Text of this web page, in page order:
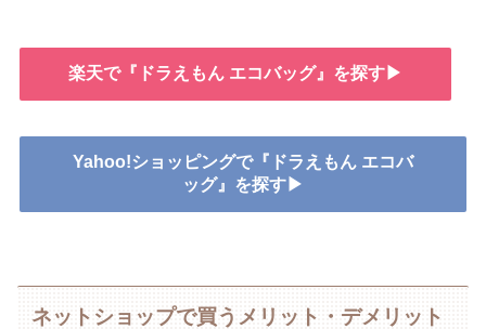
楽天で『ドラえもん エコバッグ』を探す▶
Yahoo!ショッピングで『ドラえもん エコバ
ッグ』を探す▶
ネットショップで買うメリット・デメリット